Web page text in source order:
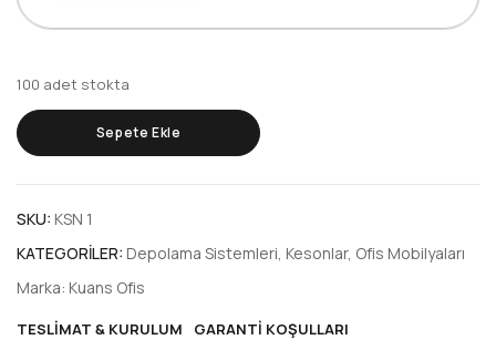
100 adet stokta
Sepete Ekle
SKU: KSN 1
KATEGORILER: Depolama Sistemleri Kesonlar, Ofis Mobilyaları
Marka: Kuans Ofis
TESLIMAT & KURULUM
GARANTI KOŞULLARI